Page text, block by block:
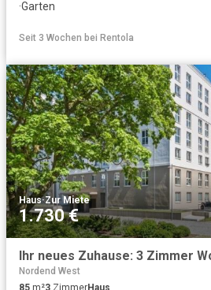
·Garten
Seit 3 Wochen bei Rentola
Haus·Zur Miete
1.730 €
Nordend West
85 m²3 ZimmerHaus